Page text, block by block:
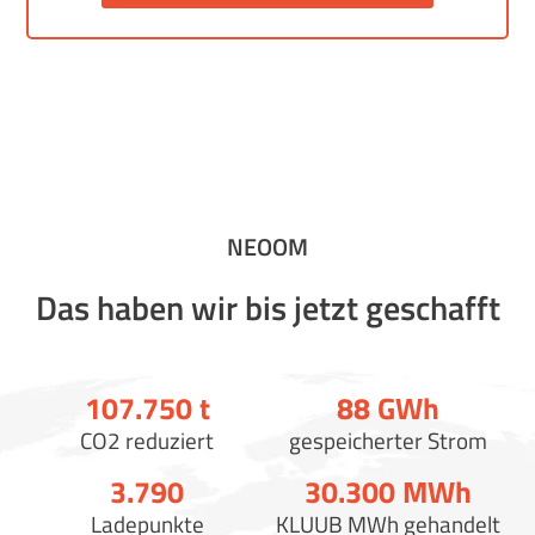
NEOOM
Das haben wir bis jetzt geschafft
107.750t
CO2 reduziert
88GWh
gespeicherter Strom
3.790
Ladepunkte
30.300MWh
KLUUB MWh gehandelt